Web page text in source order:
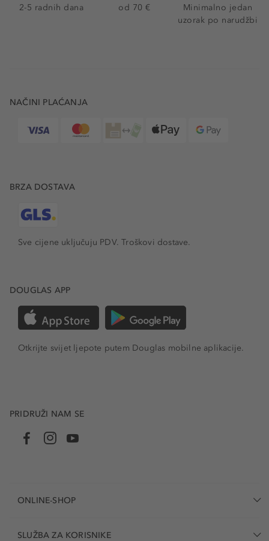
2-5 radnih dana od 70 €
Minimalno jedan
uzorak po narudžbi
NAČINI PLAĆANJA
BRZA DOSTAVA
Sve cijene uključuju PDV.Troškovi dostave.
DOUGLAS APP
Otkrijte svijet ljepote putem Douglas mobilne aplikacije.
PRIDRUŽI NAM SE
ONLINE-SHOP
SLUŽBA ZA KORISNIKE